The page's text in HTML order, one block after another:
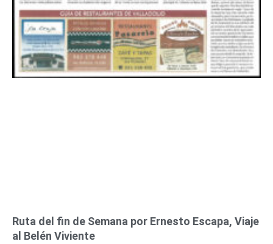
Ruta del fin de Semana por Ernesto Escapa, Viaje
al Belén Viviente